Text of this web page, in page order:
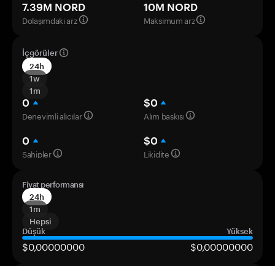
7.39M NORD
Dolaşımdaki arz
10M NORD
Maksimum arz
İçgörüler
24h
1w
1m
0
Deneyimli alıcılar
$0
Alım baskısı
0
Sahipler
$0
Likidite
Fiyat performansı
24h
1m
Hepsi
Düşük
Yüksek
$0,00000000 $0,00000000